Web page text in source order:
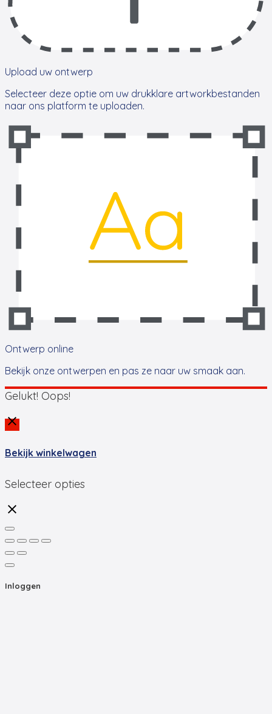
Upload uw ontwerp
Selecteer deze optie om uw drukklare artworkbestanden
naar ons platform te uploaden.
Ontwerp online
Bekijk onze ontwerpen en pas ze naar uw smaak aan.
Gelukt! Oops!
Bekijk winkelwagen
Selecteer opties
Inloggen